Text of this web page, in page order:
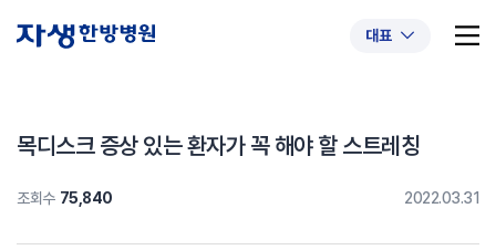
대표
추천 검색어
#교통사고후유증 #허리디스크 #목디스크
목디스크 증상 있는 환자가 꼭 해야 할 스트레칭
조회수 75,840 2022.03.31